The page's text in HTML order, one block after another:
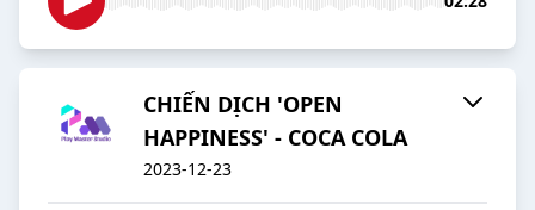
CHIẾN DỊCH 'OPEN
HAPPINESS' - COCA COLA
2023-12-23